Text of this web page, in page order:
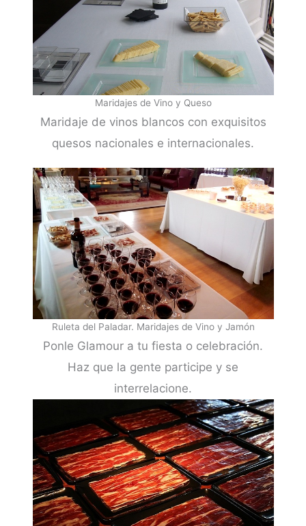
Maridajes de Vino y Queso
Maridaje de vinos blancos con exquisitos
quesos nacionales e internacionales.
Ruleta del Paladar. Maridajes de Vino y Jamón
Ponle Glamour a tu fiesta o celebración.
Haz que la gente participe y se
interrelacione.